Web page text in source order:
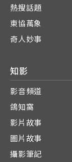
熱搜話題
東協萬象
奇人妙事
知影
影音頻道
鴿知窩
影片故事
圖片故事
攝影筆記